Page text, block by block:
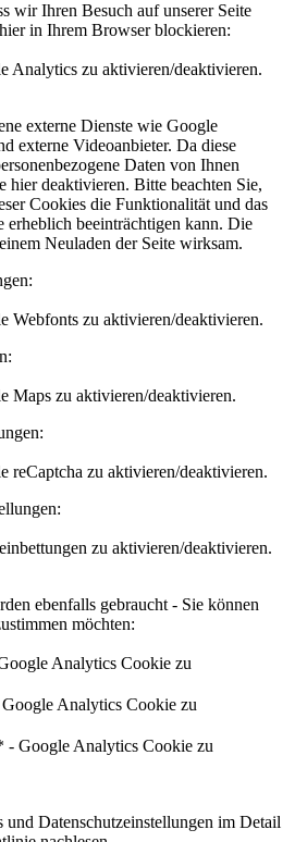
wir Ihren Besuch auf unserer Seite
in Ihrem Browser blockieren:
Analytics zu aktivieren/deaktivieren.
externe Dienste wie Google
externe Videoanbieter. Da diese
Daten von Ihnen
hier deaktivieren. Bitte beachten Sie,
Cookies die Funktionalität und das
erheblich beeinträchtigen kann. Die
Neuladen der Seite wirksam.
Webfonts zu aktivieren/deaktivieren.
Maps zu aktivieren/deaktivieren.
reCaptcha zu aktivieren/deaktivieren.
zu aktivieren/deaktivieren.
ebenfalls gebraucht - Sie können
möchten:
Analytics Cookie zu
Analytics Cookie zu
Google Analytics Cookie zu
und Datenschutzeinstellungen im Detail